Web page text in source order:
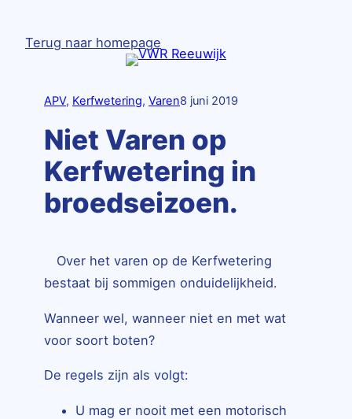
naarTerug naar homepage
APV, Kerfwetering, Varen8 juni 2019
Niet Varen op
Kerfwetering in
broedseizoen.
Over het varen op de Kerfwetering
bestaat bij sommigen onduidelijkheid.
Wanneer wel, wanneer niet en met wat
voor soort boten?
De regels zijn als volgt:
U mag er nooit met een motorisch